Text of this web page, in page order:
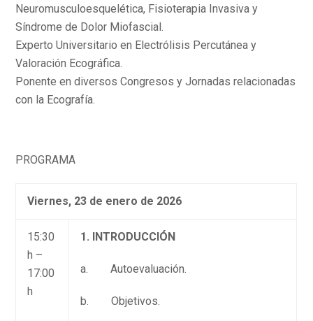
Neuromusculoesquelética, Fisioterapia Invasiva y
Síndrome de Dolor Miofascial.
Experto Universitario en Electrólisis Percutánea y
Valoración Ecográfica.
Ponente en diversos Congresos y Jornadas relacionadas
con la Ecografía.
PROGRAMA
Viernes, 23 de enero de 2026
15:30
h –
17:00
h
1. INTRODUCCIÓN
a. Autoevaluación.
b. Objetivos.